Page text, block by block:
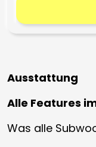
Ausstattung
Alle Features
Was alle